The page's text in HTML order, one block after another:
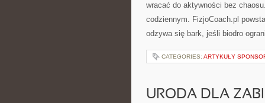
wracać do aktywności bez
codziennym. FizjoCoach.pl
odzywa się bark, jeśli biodro
CATEGORIES: ARTYKUŁY
URODA DLA